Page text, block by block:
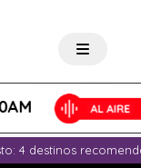
4 destinos